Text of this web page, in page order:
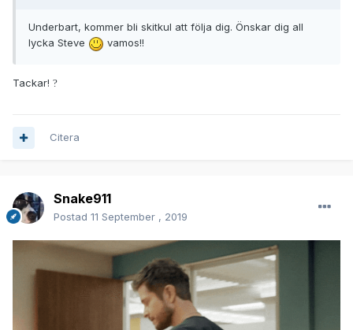
Underbart, kommer bli skitkul att följa dig. Önskar dig all
lycka Steve
vamos!!
Tackar! ?
Citera
Snake911
Postad 11 September , 2019